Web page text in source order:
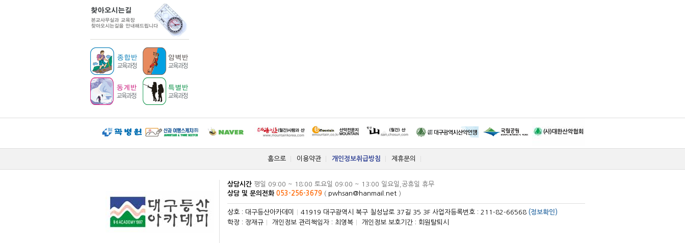
홈으로 이용약관 개인정보취급방침 제휴문의
상담시간 평일 09:00 ~ 18:00 토요일 09:00 ~ 13:00 일요일,공휴일 휴무
상담 및 문의전화 053-256-3679 ( pwhsan@hanmail.net)
상호 : 대구등산아카데미 41919 대구광역시 북구 칠성남로 37길 35 3F 사업자등록번호 : 211-82-66568 (정보확인)
학장 : 장재규
개인정보 관리책임자 : 최영복 개인정보 보호기간 : 회원탈퇴시